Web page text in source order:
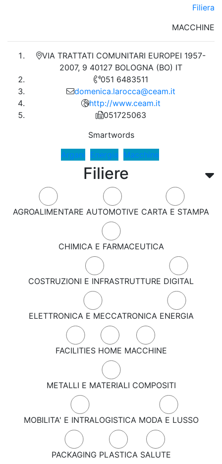
Filiere
AGROALIMENTARE AUTOMOTIVE CARTA E STAMPA
CHIMICA E FARMACEUTICA
COSTRUZIONI E INFRASTRUTTURE DIGITAL
ELETTRONICA E MECCATRONICA ENERGIA
FACILITIES HOME MACCHINE
METALLI E MATERIALI COMPOSITI
MOBILITA' E INTRALOGISTICA MODA E LUSSO
PACKAGING PLASTICA SALUTE
Filiera
MACCHINE
VIA TRATTATI COMUNITARI EUROPEI 1957-
2007, 9 40127 BOLOGNA (BO) IT
051 6483511
domenica.larocca@ceam.it
http://www.ceam.it
051725063
Smartwords
Argani Energia Macchine